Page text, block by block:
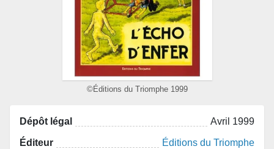
©Éditions du Triomphe 1999
Dépôt légal Avril 1999
Éditeur Éditions du Triomphe